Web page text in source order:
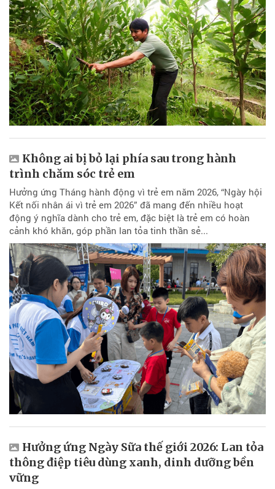
Không ai bị bỏ lại phía sau trong hành
trình chăm sóc trẻ em
Hưởng ứng Tháng hành động vì trẻ em năm 2026, “Ngày hội
Kết nối nhân ái vì trẻ em 2026” đã mang đến nhiều hoạt
động ý nghĩa dành cho trẻ em, đặc biệt là trẻ em có hoàn
cảnh khó khăn, góp phần lan tỏa tinh thần sẻ...
Hưởng ứng Ngày Sữa thế giới 2026: Lan tỏa
thông điệp tiêu dùng xanh, dinh dưỡng bền
vững